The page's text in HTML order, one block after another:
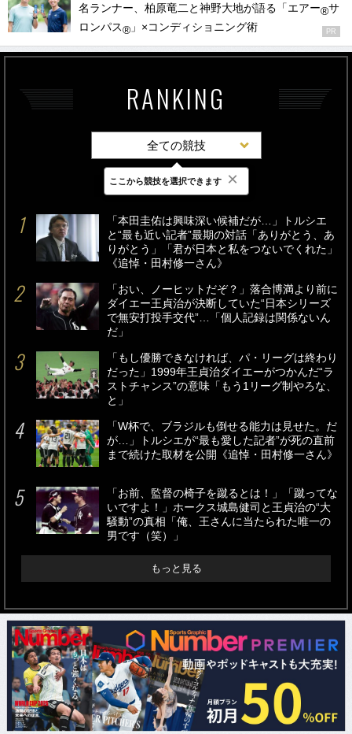
名ランナー、柏原竜二と神野大地が語る「エアー®サ
ロンパス® 」×コンディショニング術 PR
RANKING
全ての競技
最新 24時間 週間
「本田圭佑は興味深い候補だが…」トルシエ
と“最も近い記者”最期の対話「ありがとう、あ
りがとう」「君が日本と私をつないでくれた」
《追悼・田村修一さん》
「おい、ノーヒットだぞ？」落合博満より前に
ダイエー王貞治が決断していた“日本シリーズ
で無安打投手交代”…「個人記録は関係ないん
だ」
「もし優勝できなければ、パ・リーグは終わり
だった」1999年王貞治ダイエーがつかんだ“ラ
ストチャンス”の意味「もう1リーグ制やろな、
と」
「W杯で、ブラジルも倒せる能力は見せた。だ
が…」トルシエが“最も愛した記者”が死の直前
まで続けた取材を公開《追悼・田村修一さん》
「お前、監督の椅子を蹴るとは！」「蹴ってな
いですよ！」ホークス城島健司と王貞治の“大
騒動”の真相「俺、王さんに当たられた唯一の
男です（笑）」
もっと見る
ここから競技を選択できます ×